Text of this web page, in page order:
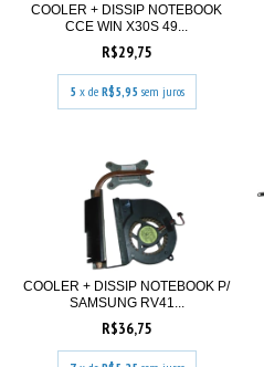
COOLER + DISSIP NOTEBOOK
CCE WIN X30S 49...
R$29,75
5 x de R$5,95 sem juros
COOLER + DISSIP NOTEBOOK P/
SAMSUNG RV41...
R$36,75